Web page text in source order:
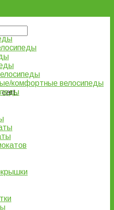
cart.
комфортные велосипеды